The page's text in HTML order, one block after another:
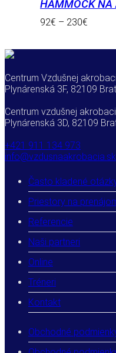
HAMMOCK NA
92€ – 230€
Centrum Vzdušnej
Plynárenská 3F, 82109
Centrum vzdušnej
Plynárenská 3D, 82109
+421 911 134 973
info@vzdusnaakrobacia.sk
Často kladené
Priestory na
Referencie
Naši partneri
Online
Tréneri
Kontakt
Obchodné